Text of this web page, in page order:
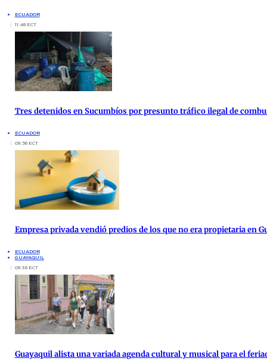
ECUADOR
11:48 ECT
Tres detenidos en Sucumbíos por presunto tráfico ilegal de
ECUADOR
09:56 ECT
Empresa privada vendió predios de los que no era propietaria en
ECUADOR
GUAYAQUIL
09:36 ECT
Guayaquil alista una variada agenda cultural y musical para el